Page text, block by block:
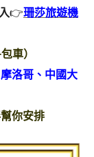
👉珊莎旅遊機
車）
洛哥、中國大
你安排